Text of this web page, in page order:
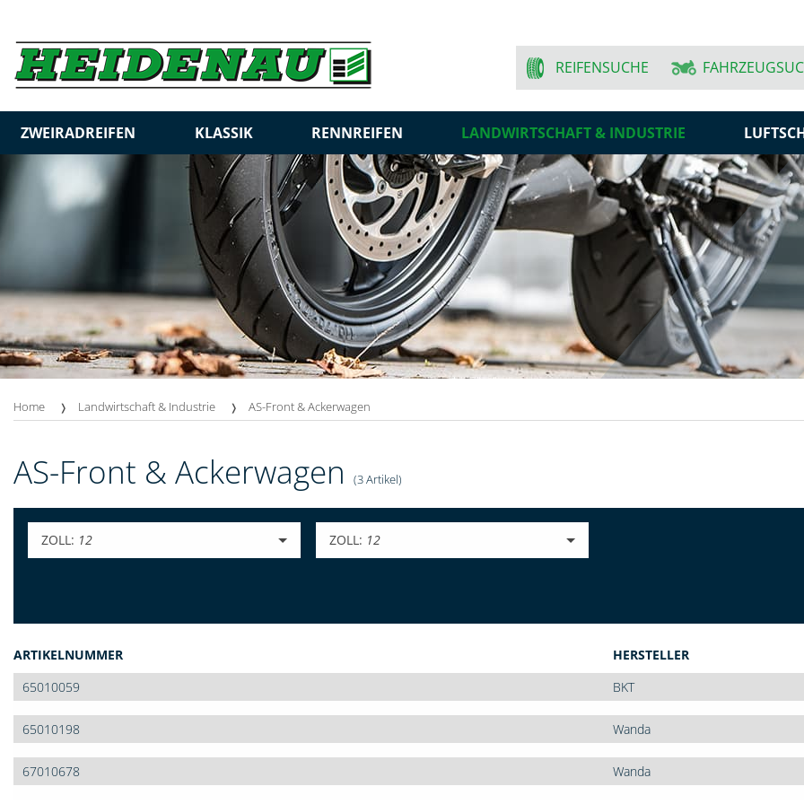
REIFENSUCHE
ZWEIRADREIFEN KLASSIK RENNREIFEN LANDWIRTSCHAFT & INDUSTRIE
Home Landwirtschaft & Industrie AS-Front & Ackerwagen
AS-Front & Ackerwagen (3 Artikel)
ZOLL: 12 ZOLL: 12
ARTIKELNUMMER
HERSTELLER
65010059
BKT
65010198 Wanda
67010678 Wanda